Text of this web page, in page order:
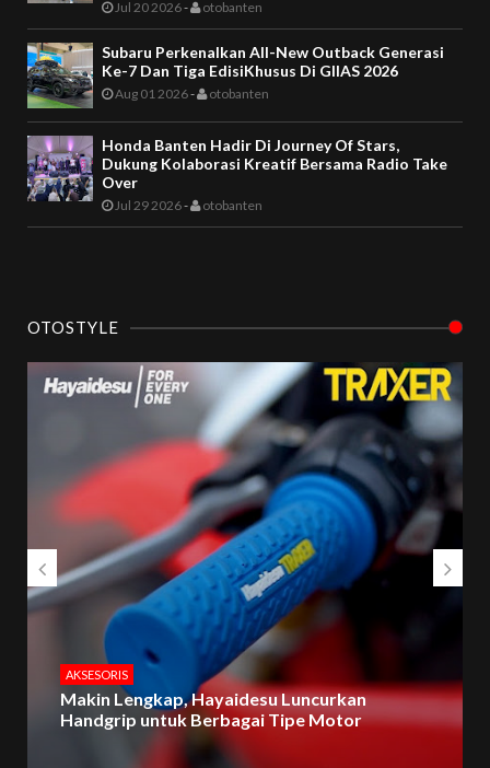
Jul 20 2026- otobanten
Subaru Perkenalkan All-New Outback Generasi
Ke-7 Dan Tiga EdisiKhusus Di GIIAS 2026
Aug 01 2026- otobanten
Honda Banten Hadir Di Journey Of Stars,
Dukung Kolaborasi Kreatif Bersama Radio Take
Over
Jul 29 2026- otobanten
OTOSTYLE
AKSESORIS
Makin Lengkap, Hayaidesu Luncurkan
Handgrip untuk Berbagai Tipe Motor